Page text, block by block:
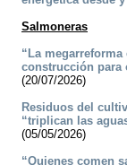
Salmoneras
“La
construcción para
(20/07/2026)
Residuos del
“triplican las
(05/05/2026)
“Quienes comen